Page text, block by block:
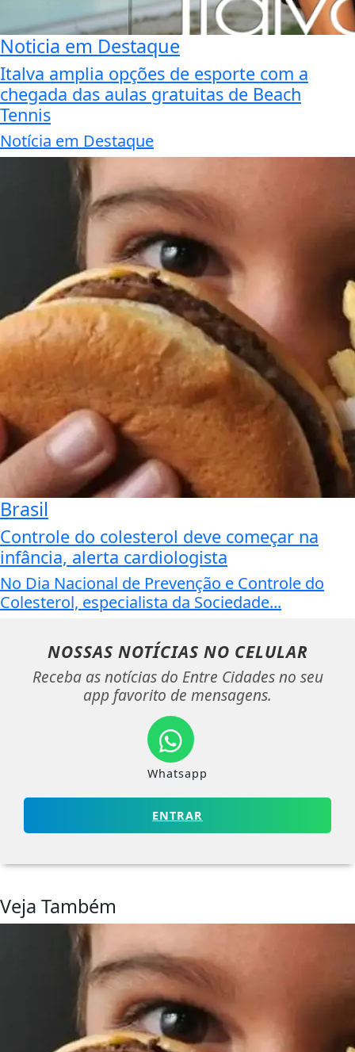
Noticia em Destaque
Italva amplia opções de esporte com a
chegada das aulas gratuitas de Beach
Tennis
Notícia em Destaque
Brasil
Controle do colesterol deve começar na
infância, alerta cardiologista
No Dia Nacional de Prevenção e Controle do
Colesterol, especialista da Sociedade...
NOSSAS NOTÍCIAS NO CELULAR
Receba as notícias do Entre Cidades no seu
app favorito de mensagens.
Whatsapp
ENTRAR
Veja Também